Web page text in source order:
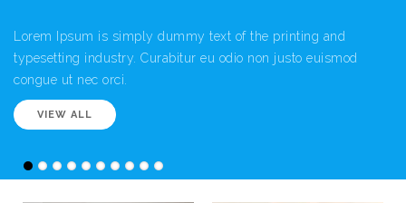
Lorem Ipsum is simply dummy text of the printing and
typesetting industry. Curabitur eu odio non justo euismod
congue ut nec orci.
VIEW ALL